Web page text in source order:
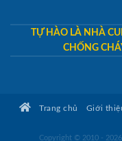
TỰ HÀO LÀ NHÀ
CHỐNG
Trang chủ Giới
Copyright © 2010 - 2026